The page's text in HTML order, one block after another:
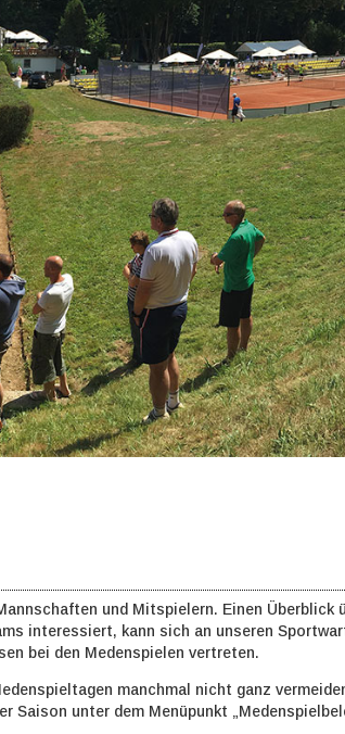
und Mitspielern. Einen Überblick
interessiert, kann sich an unseren
bei den Medenspielen vertreten.
manchmal nicht ganz
Saison unter dem Menüpunkt